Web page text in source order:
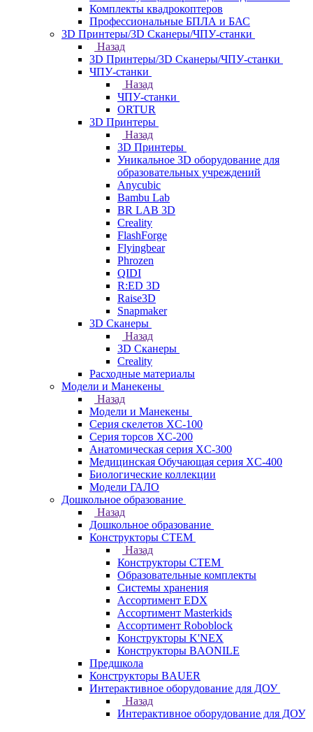
Комплекты квадрокоптеров
Профессиональные БПЛА и БАС
3D Принтеры/3D Сканеры/ЧПУ-станки
Назад
3D Принтеры/3D Сканеры/ЧПУ-станки
ЧПУ-станки
Назад
ЧПУ-станки
ORTUR
3D Принтеры
Назад
3D Принтеры
Уникальное 3D оборудование для
образовательных учреждений
Anycubic
Bambu Lab
BR LAB 3D
Creality
FlashForge
Flyingbear
Phrozen
QIDI
R:ED 3D
Raise3D
Snapmaker
3D Сканеры
Назад
3D Сканеры
Creality
Расходные материалы
Модели и Манекены
Назад
Модели и Манекены
Серия скелетов XC-100
Серия торсов XC-200
Анатомическая серия XC-300
Медицинская Обучающая серия XC-400
Биологические коллекции
Модели ГАЛО
Дошкольное образование
Назад
Дошкольное образование
Конструкторы СТЕМ
Назад
Конструкторы СТЕМ
Образовательные комплекты
Системы хранения
Ассортимент EDX
Ассортимент Masterkids
Ассортимент Roboblock
Конструкторы K'NEX
Конструкторы BAONILE
Предшкола
Конструкторы BAUER
Интерактивное оборудование для ДОУ
Назад
Интерактивное оборудование для ДОУ